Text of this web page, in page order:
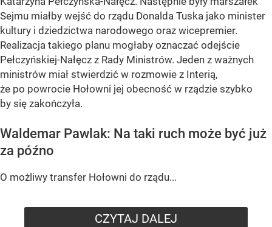
Sejmu miałby wejść do rządu Donalda Tuska jako minister
kultury i dziedzictwa narodowego oraz wicepremier.
Realizacja takiego planu mogłaby oznaczać odejście
Pełczyńskiej-Nałęcz z Rady Ministrów. Jeden z ważnych
ministrów miał stwierdzić w rozmowie z Interią,
że po powrocie Hołowni jej obecność w rządzie szybko
by się zakończyła.
Waldemar Pawlak: Na taki ruch może być już
za późno
O możliwy transfer Hołowni do rządu...
CZYTAJ DALEJ